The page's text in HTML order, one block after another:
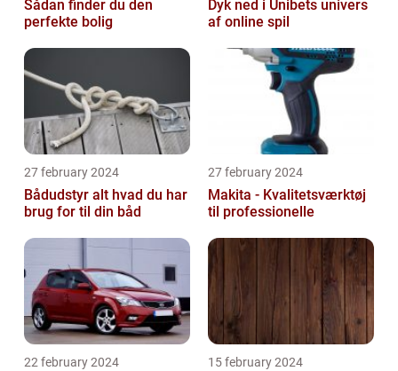
Sådan finder du den
perfekte bolig
Dyk ned i Unibets univers
af online spil
27 february 2024
Bådudstyr alt hvad du har
brug for til din båd
27 february 2024
Makita - Kvalitetsværktøj
til professionelle
22 february 2024 15 february 2024